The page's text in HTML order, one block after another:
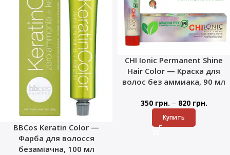
BBCos Keratin Color —
Фарба для волосся
безаміачна, 100 мл
CHI Ionic Permanent Shine
Hair Color — Краска для
волос без аммиака, 90 мл
350 грн. – 820 грн.
Купить